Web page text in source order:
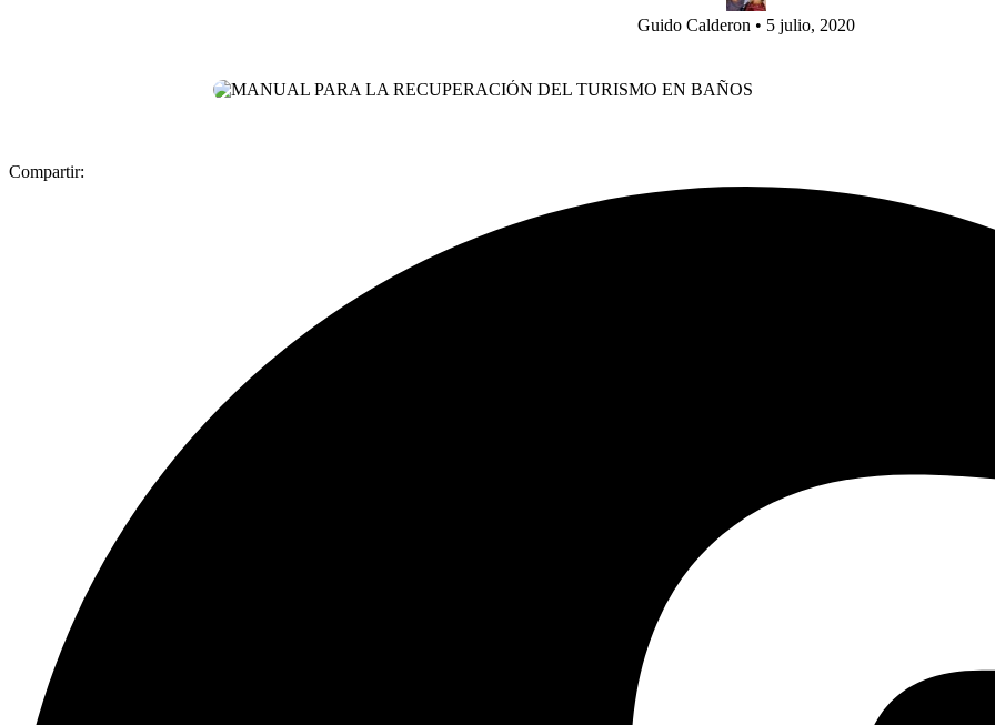
Guido Calderon • 5 julio, 2020
Compartir: